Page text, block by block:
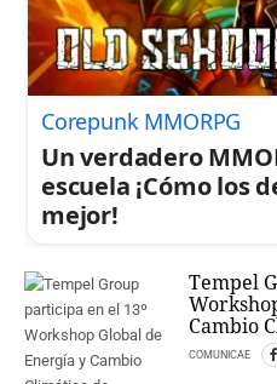
Corepunk MMORPG
Un verdadero
escuela ¡Cómo los
mejor!
Tempel
Cambio
COMUNICAE